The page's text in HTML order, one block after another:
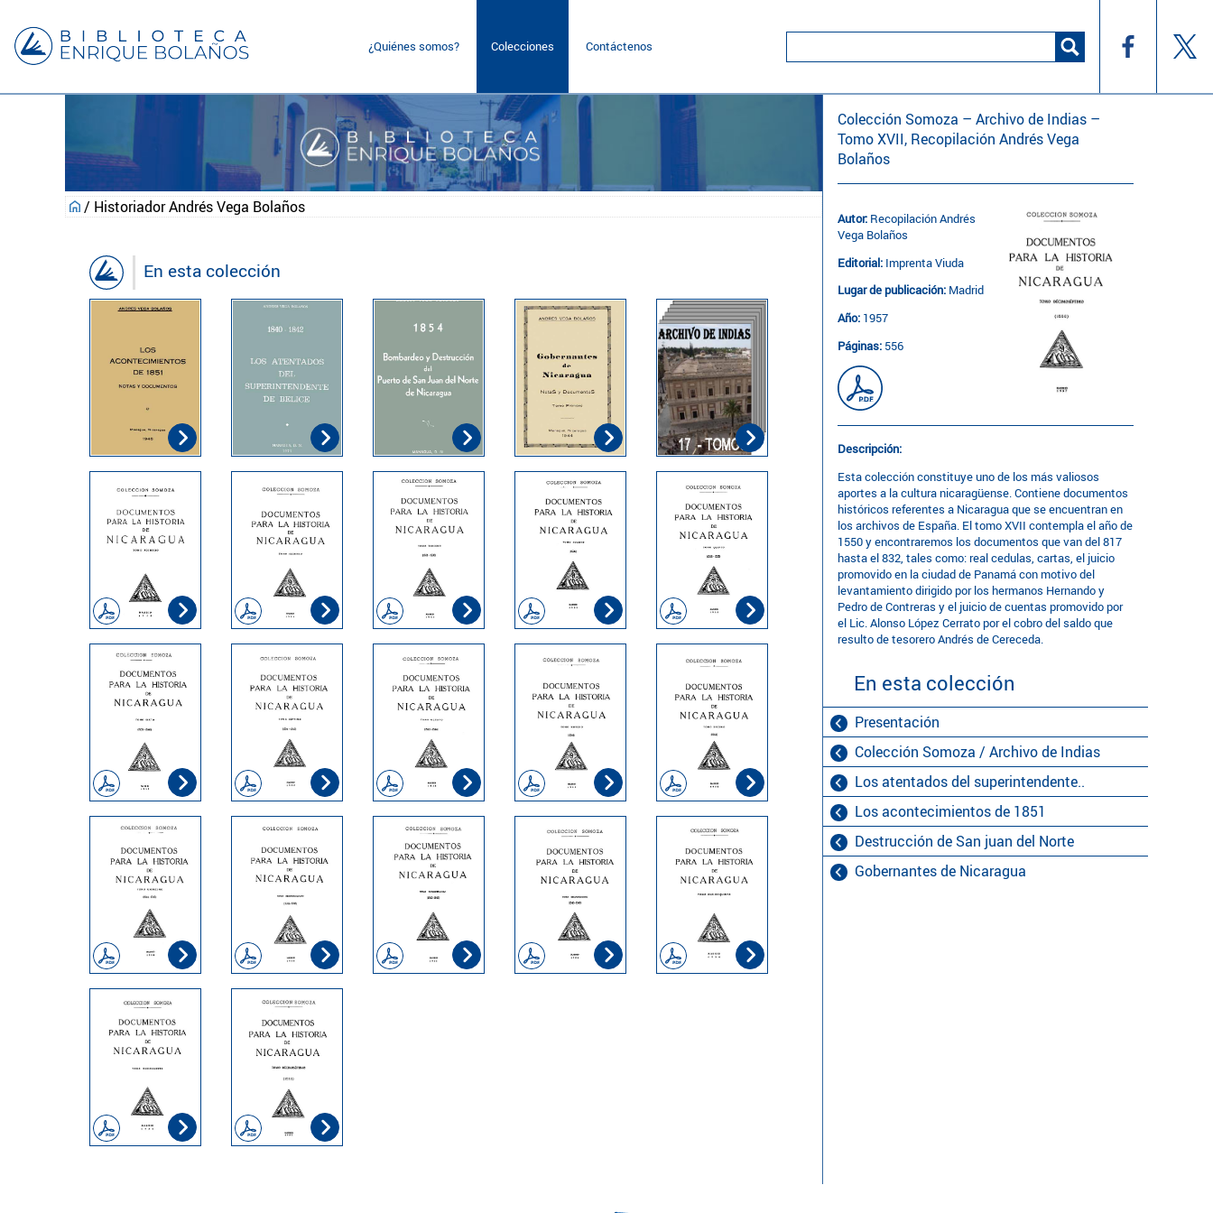
¿Quiénes somos? Colecciones Contáctenos
/ Historiador Andrés Vega Bolaños
En esta colección
Colección Somoza – Archivo de Indias –
Tomo XVII, Recopilación Andrés Vega
Bolaños
Autor: Recopilación Andrés
Vega Bolaños
Editorial: Imprenta Viuda
Lugar de publicación: Madrid
Año: 1957
Páginas: 556
Descripción:
Esta colección constituye uno de los más valiosos
aportes a la cultura nicaragüense. Contiene documentos
históricos referentes a Nicaragua que se encuentran en
los archivos de España. El tomo XVII contempla el año de
1550 y encontraremos los documentos que van del 817
hasta el 832, tales como: real cedulas, cartas, el juicio
promovido en la ciudad de Panamá con motivo del
levantamiento dirigido por los hermanos Hernando y
Pedro de Contreras y el juicio de cuentas promovido por
el Lic. Alonso López Cerrato por el cobro del saldo que
resulto de tesorero Andrés de Cereceda.
En esta colección
Presentación
Colección Somoza / Archivo de Indias
Los atentados del superintendente..
Los acontecimientos de 1851
Destrucción de San juan del Norte
Gobernantes de Nicaragua